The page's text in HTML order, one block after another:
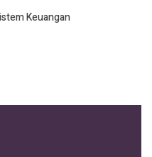
Keuangan